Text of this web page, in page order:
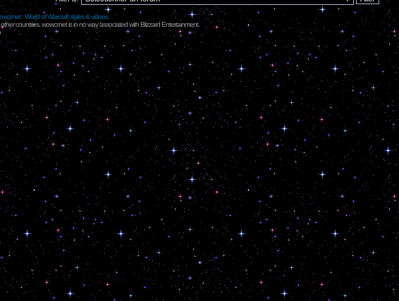
: World of Warcraft styles & videos
countries. wowcr.net is in no way associated with Blizzard Entertainment.